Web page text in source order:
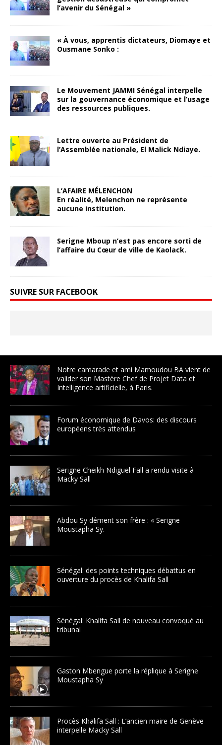
l’avenir du Sénégal »
« À vous, apprentis dictateurs, Diomaye et
Ousmane Sonko :
Le Mouvement JAMMI Sénégal interpelle
sur la gouvernance économique et l’usage
des ressources publiques.
Lettre ouverte au Président de
l’Assemblée nationale, El Malick Ndiaye.
L’AFAIRE MÉLENCHON
En réalité, Melenchon ne représente
aucune institution.
Serigne Mboup n’est pas encore sorti de
l’affaire du Cœur de ville de Kaolack.
SUIVRE SUR FACEBOOK
Notre camarade et ami Mamoudou BA vient de
valider son Mastère Chef de Projet Data et
Intelligence artificielle, à Paris.
Forum économique de Davos: des discours
européens très attendus
Serigne Cheikh Ndiguel Fall a rendu visite à
Macky Sall
Abdou Sy dément son frère : « Serigne
Moustapha Sy.
Sénégal: des points techniques débattus en
ouverture du procès de Khalifa Sall
Sénégal: Khalifa Sall de nouveau convoqué au
tribunal
Gaston Mbengue porte la réplique à Serigne
Moustapha Sy
Procès Khalifa Sall : L’ancien maire de Genève
interpelle Macky Sall